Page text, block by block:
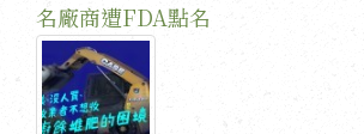
名廠商遭FDA點名